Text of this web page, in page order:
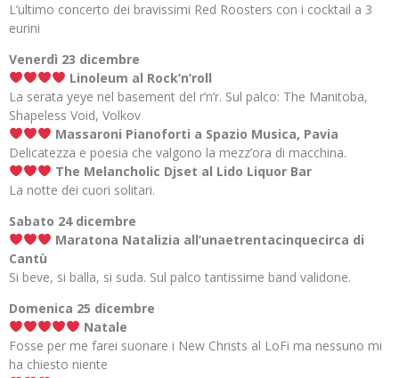
L’ultimo concerto dei bravissimi Red Roosters con i cocktail a 3
eurini
Venerdì 23 dicembre
Linoleum al Rock’n’roll
La serata yeye nel basement del r’n’r. Sul palco: The Manitoba,
Shapeless Void, Volkov
Massaroni Pianoforti a Spazio Musica, Pavia
Delicatezza e poesia che valgono la mezz’ora di macchina.
The Melancholic Djset al Lido Liquor Bar
La notte dei cuori solitari.
Sabato 24 dicembre
Maratona Natalizia all’unaetrentacinquecirca di
Cantù
Si beve, si balla, si suda. Sul palco tantissime band validone.
Domenica 25 dicembre
Natale
Fosse per me farei suonare i New Christs al LoFi ma nessuno mi
ha chiesto niente